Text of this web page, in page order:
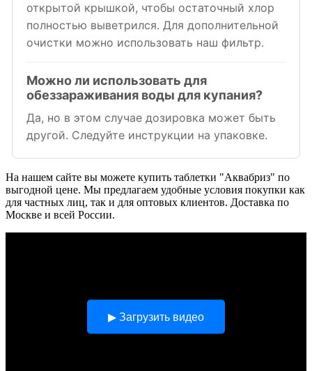
открытой крышкой, чтобы остаточный хлор
полностью выветрился. Для дополнительной
очистки можно использовать наш фильтр.
Можно ли использовать для
обеззараживания воды для купания?
Да, но в этом случае дозировка может быть
другой. Следуйте инструкции на упаковке.
На нашем сайте вы можете купить таблетки "Аквабриз" по
выгодной цене. Мы предлагаем удобные условия покупки как
для частных лиц, так и для оптовых клиентов. Доставка по
Москве и всей России.
▶ Загрузить видео